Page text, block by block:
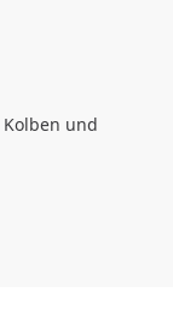
Kolben und